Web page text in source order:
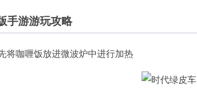
手游游玩攻略
将咖喱饭放进微波炉中进行加热